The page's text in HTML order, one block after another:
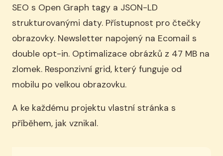
SEO s Open Graph tagy a JSON-LD
strukturovanými daty. Přístupnost pro čtečky
obrazovky. Newsletter napojený na Ecomail s
double opt-in. Optimalizace obrázků z 47 MB na
zlomek. Responzivní grid, který funguje od
mobilu po velkou obrazovku.
A ke každému projektu vlastní stránka s
příběhem, jak vznikal.